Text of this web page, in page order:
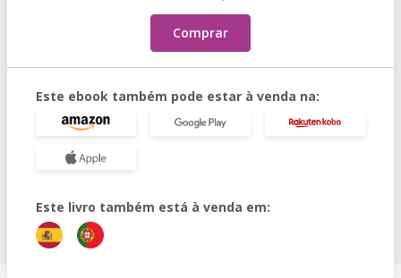
Comprar
Este ebook também pode estar à venda na:
Este livro também está à venda em: